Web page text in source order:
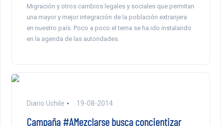
Migración y otros cambios legales y sociales que permitan
una mayor y mejor integración de la población extranjera
en nuestro país. Poco a poco el tema se ha ido instalando
en la agenda de las autoridades.
Diario Uchile 19-08-2014
Campaña #AMezclarse busca concientizar